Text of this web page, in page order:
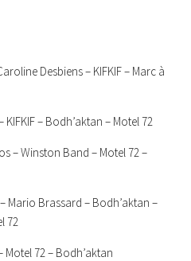
Desbiens – KIFKIF – Marc à
– Bodh’aktan – Motel 72
– Winston Band – Motel 72 –
Mario Brassard – Bodh’aktan –
72
72 – Bodh’aktan